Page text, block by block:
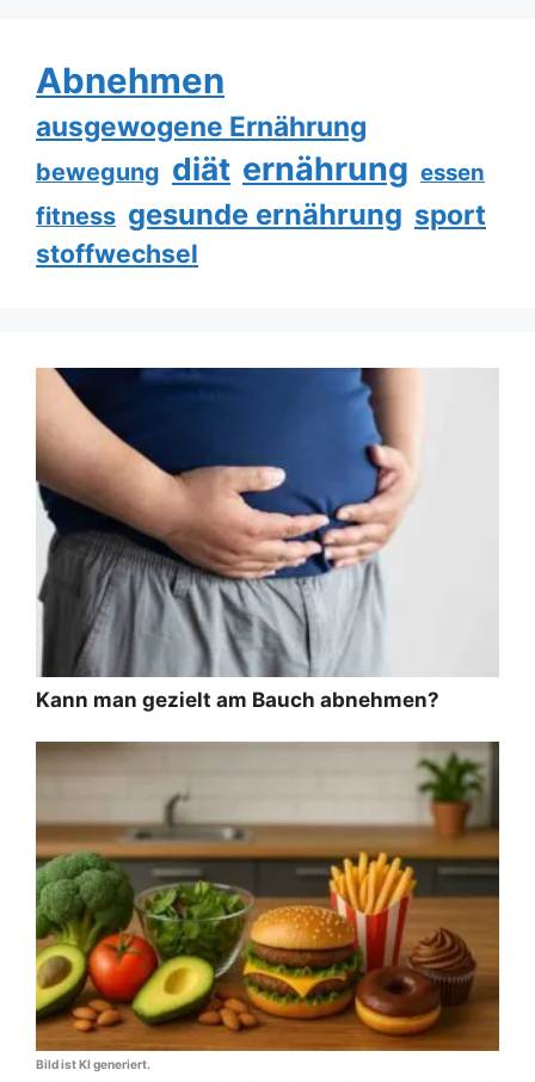
Abnehmen
ausgewogene Ernährung
bewegung diät ernährung essen
fitness gesunde ernährung sport
stoffwechsel
Kann man gezielt am Bauch abnehmen?
Bild ist KI generiert.